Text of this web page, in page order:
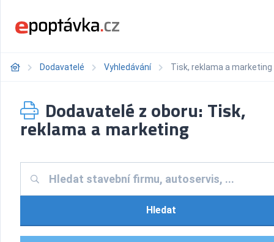
Dodavatelé Vyhledávání Tisk, reklama a marketing
Dodavatelé z oboru: Tisk,
reklama a marketing
Hledat